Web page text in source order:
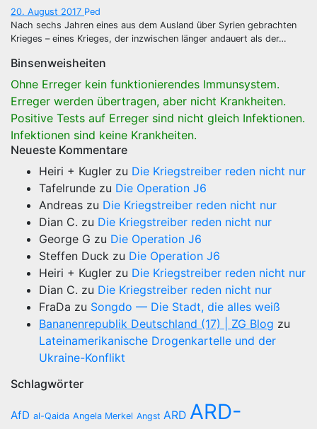
20. August 2017 Ped
Nach sechs Jahren eines aus dem Ausland über Syrien gebrachten
Krieges – eines Krieges, der inzwischen länger andauert als der…
Binsenweisheiten
Ohne Erreger kein funktionierendes Immunsystem.
Erreger werden übertragen, aber nicht Krankheiten.
Positive Tests auf Erreger sind nicht gleich Infektionen.
Infektionen sind keine Krankheiten.
Neueste Kommentare
Heiri + Kugler zu Die Kriegstreiber reden nicht nur
Tafelrunde zu Die Operation J6
Andreas zu Die Kriegstreiber reden nicht nur
Dian C. zu Die Kriegstreiber reden nicht nur
George G zu Die Operation J6
Steffen Duck zu Die Operation J6
Heiri + Kugler zu Die Kriegstreiber reden nicht nur
Dian C. zu Die Kriegstreiber reden nicht nur
FraDa zu Songdo — Die Stadt, die alles weiß
Bananenrepublik Deutschland (17) | ZG Blog zu
Lateinamerikanische Drogenkartelle und der
Ukraine-Konflikt
Schlagwörter
AfD al-Qaida Angela Merkel Angst ARD ARD-